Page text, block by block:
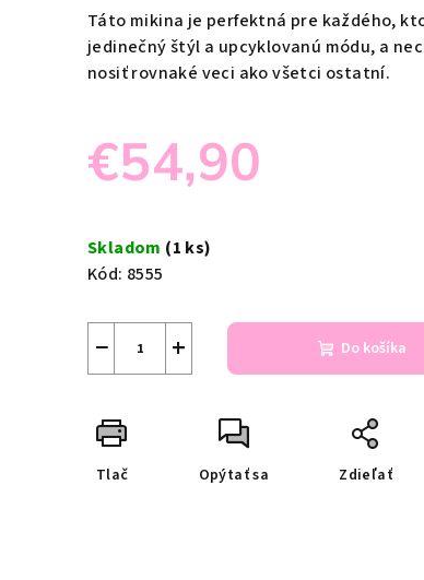
Táto mikina je perfektná pre každého,
jedinečný štýl a upcyklovanú módu, a
nosiť rovnaké veci ako všetci ostatní.
€54,90
cena:
Skladom (1 ks)
Kód: 8555
+
− Do košíka
Tlač Opýtať sa Zdieľať